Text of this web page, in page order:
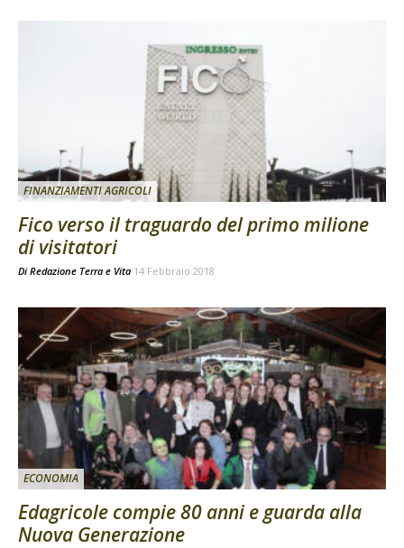
FINANZIAMENTI AGRICOLI
Fico verso il traguardo del primo milione
di visitatori
Di Redazione Terra e Vita 14 Febbraio 2018
ECONOMIA
Edagricole compie 80 anni e guarda alla
Nuova Generazione